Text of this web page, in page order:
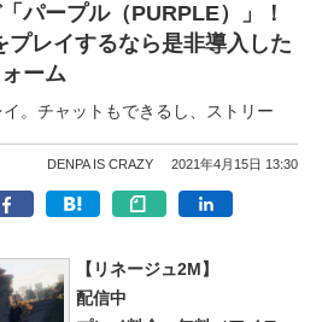
パープル（PURPLE）」！
プレイするなら是非導入した
ーム
。チャットもできるし、ストリー
DENPA IS CRAZY 2021年4月15日 13:30
【リネージュ2M】
配信中